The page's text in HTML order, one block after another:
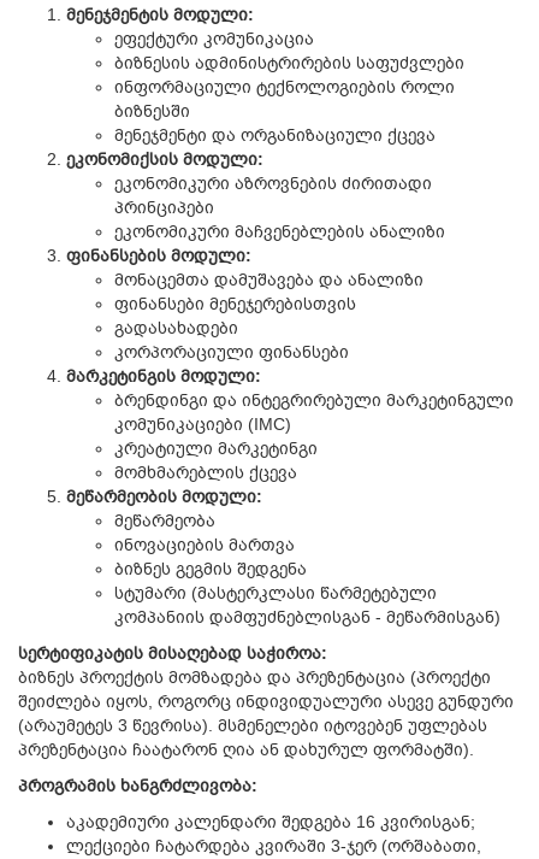
მენეჯმენტის მოდული:
ეფექტური კომუნიკაცია
ბიზნესის ადმინისტრირების საფუძვლები
ინფორმაციული ტექნოლოგიების როლი
ბიზნესში
მენეჯმენტი და ორგანიზაციული ქცევა
ეკონომიქსის მოდული:
ეკონომიკური აზროვნების ძირითადი
პრინციპები
ეკონომიკური მაჩვენებლების ანალიზი
ფინანსების მოდული:
მონაცემთა დამუშავება და ანალიზი
ფინანსები მენეჯერებისთვის
გადასახადები
კორპორაციული ფინანსები
მარკეტინგის მოდული:
ბრენდინგი და ინტეგრირებული მარკეტინგული
კომუნიკაციები (IMC)
კრეატიული მარკეტინგი
მომხმარებლის ქცევა
მეწარმეობის მოდული:
მეწარმეობა
ინოვაციების მართვა
ბიზნეს გეგმის შედგენა
სტუმარი (მასტერკლასი წარმეტებული
კომპანიის დამფუძნებლისგან - მეწარმისგან)
სერტიფიკატის მისაღებად საჭიროა:
ბიზნეს პროექტის მომზადება და პრეზენტაცია (პროექტი
შეიძლება იყოს, როგორც ინდივიდუალური ასევე გუნდური
(არაუმეტეს 3 წევრისა). მსმენელები იტოვებენ უფლებას
პრეზენტაცია ჩაატარონ ღია ან დახურულ ფორმატში).
პროგრამის ხანგრძლივობა:
აკადემიური კალენდარი შედგება 16 კვირისგან;
ლექციები ჩატარდება კვირაში 3-ჯერ (ორშაბათი,